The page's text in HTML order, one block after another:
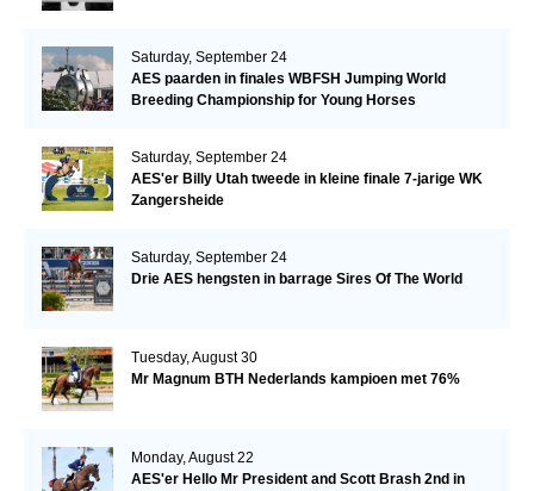
Saturday, September 24
AES paarden in finales WBFSH Jumping World
Breeding Championship for Young Horses
Saturday, September 24
AES'er Billy Utah tweede in kleine finale 7-jarige WK
Zangersheide
Saturday, September 24
Drie AES hengsten in barrage Sires Of The World
Tuesday, August 30
Mr Magnum BTH Nederlands kampioen met 76%
Monday, August 22
AES'er Hello Mr President and Scott Brash 2nd in